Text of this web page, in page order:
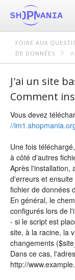
FOIRE AUX
DE DONNÉES
J'ai un site
Comment
Vous devez
//
Une fois
à côté d'autres
Après l'installation,
d'erreurs et
fichier de données
En général, le
configurés lors de
- si le script est
site, à la racine, la
changements
Dans ce cas,
http://